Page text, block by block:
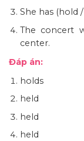
She has (hold
The concert
center.
Đáp án:
holds
held
held
held